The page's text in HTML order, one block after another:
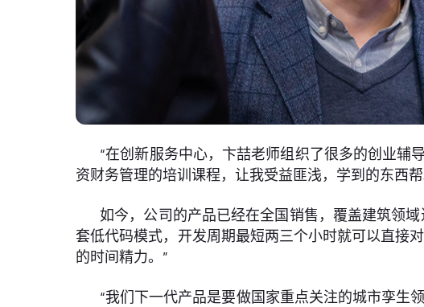
“在创新服务中心，卞喆老师组织了很多的创业辅
资财务管理的培训课程，让我受益匪浅，学到的东西
如今，公司的产品已经在全国销售，覆盖建筑领
套低代码模式，开发周期最短两三个小时就可以直接
的时间精力。”
“我们下一代产品是要做国家重点关注的城市孪生